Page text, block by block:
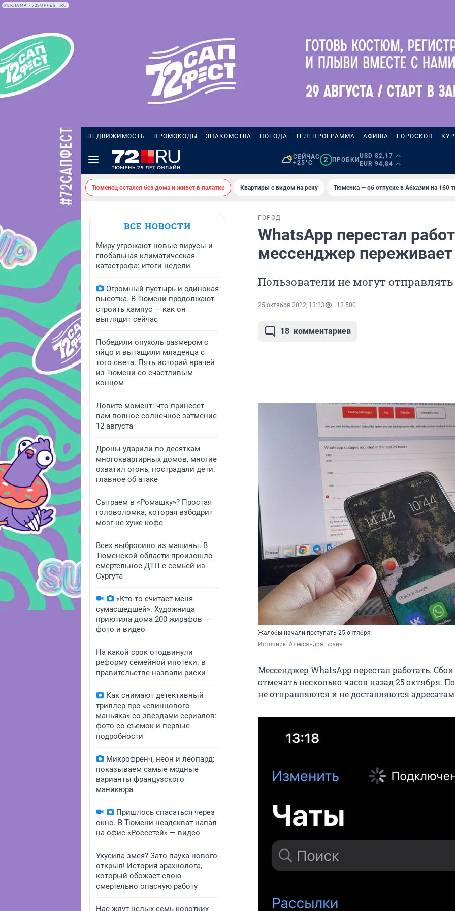
РЕКЛАМА • 72SUPFEST.RU
НЕДВИЖИМОСТЬ ПРОМОКОДЫ ЗНАКОМСТВА ПОГОДА ТЕЛЕПРОГРАММА АФИША ГОРОСКОП
СЕЙЧАС
+25°C
2 ПРОБКИ
USD 82,17
EUR 94,84
Тюменец остался без дома и живет в палатке Квартиры с видом на реку Тюменка — об отпуске в Абхазии на 160
ВСЕ НОВОСТИ
Миру угрожают новые вирусы и
глобальная климатическая
катастрофа: итоги недели
Огромный пустырь и одинокая
высотка. В Тюмени продолжают
строить кампус — как он
выглядит сейчас
Победили опухоль размером с
яйцо и вытащили младенца с
того света. Пять историй врачей
из Тюмени со счастливым
концом
Ловите момент: что принесет
вам полное солнечное затмение
12 августа
Дроны ударили по десяткам
многоквартирных домов, многие
охватил огонь, пострадали дети:
главное об атаке
Сыграем в «Ромашку»? Простая
головоломка, которая взбодрит
мозг не хуже кофе
Всех выбросило из машины. В
Тюменской области произошло
смертельное ДТП с семьей из
Сургута
«Кто-то считает меня
сумасшедшей». Художница
приютила дома 200 жирафов —
фото и видео
На какой срок отодвинули
реформу семейной ипотеки: в
правительстве назвали риски
Как снимают детективный
триллер про «свинцового
маньяка» со звездами сериалов:
фото со съемок и первые
подробности
Микрофренч, неон и леопард:
показываем самые модные
варианты французского
маникюра
Пришлось спасаться через
окно. В Тюмени неадекват напал
на офис «Россетей» — видео
Укусила змея? Зато паука нового
открыл! История арахнолога,
который обожает свою
смертельно опасную работу
Нас ждут целых семь коротких
ГОРОД
WhatsApp перестал
мессенджер
Пользователи не могут
25 октября 2022, 13:23 13 500
18 комментариев
Жалобы начали поступать 25 октября
Источник: Александра Бруня
Мессенджер WhatsApp перестал работать.
отмечать несколько часов назад 25 октября.
не отправляются и не доставляются